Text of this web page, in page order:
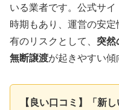
いる業者です。公式サ
時期もあり、運営の安
有のリスクとして、 突然
無断譲渡が起きやすい傾
【良い口コミ】「新